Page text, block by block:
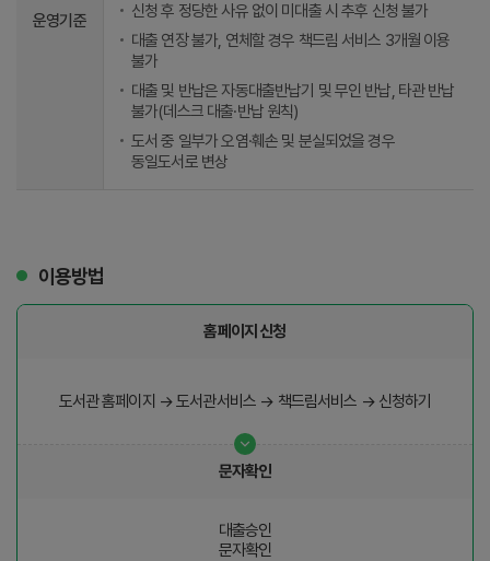
운영기준
신청 후 정당한 사유 없이 미대출 시 추후 신청 불가
대출 연장 불가, 연체할 경우 책드림 서비스 3개월 이용
불가
대출 및 반납은 자동대출반납기 및 무인 반납, 타관 반납
불가(데스크 대출·반납 원칙)
도서 중 일부가 오염·훼손 및 분실되었을 경우
동일도서로 변상
이용방법
홈페이지 신청
도서관 홈페이지 → 도서관서비스 → 책드림서비스 → 신청하기
문자확인
대출승인
문자확인